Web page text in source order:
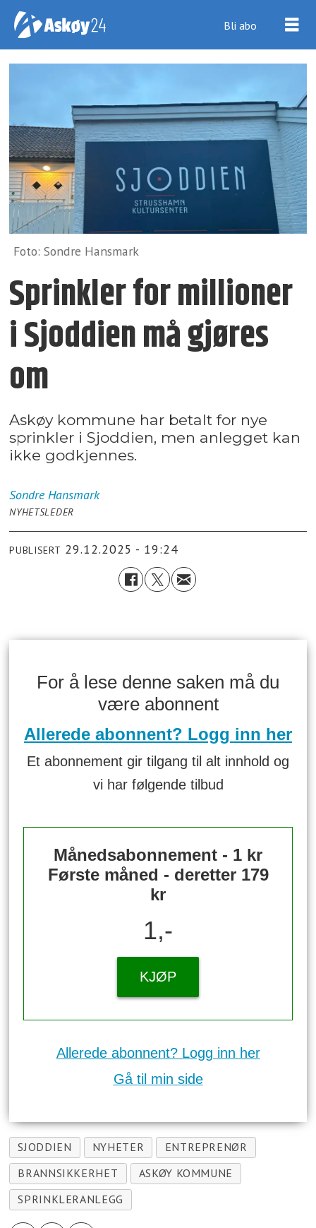
Bli abo
Foto: Sondre Hansmark
Sprinkler for millioner
i Sjoddien må gjøres
om
Askøy kommune har betalt for nye
sprinkler i Sjoddien, men anlegget kan
ikke godkjennes.
Sondre Hansmark
NYHETSLEDER
PUBLISERT 29.12.2025 - 19:24
For å lese denne saken må du
være abonnent
Allerede abonnent? Logg inn her
Et abonnement gir tilgang til alt innhold og
vi har følgende tilbud
Månedsabonnement - 1 kr
Første måned - deretter 179
kr
1,-
KJØP
Allerede abonnent? Logg inn her
Gå til min side
SJODDIEN NYHETER
ENTREPRENØR
BRANNSIKKERHET
ASKØY KOMMUNE
SPRINKLERANLEGG